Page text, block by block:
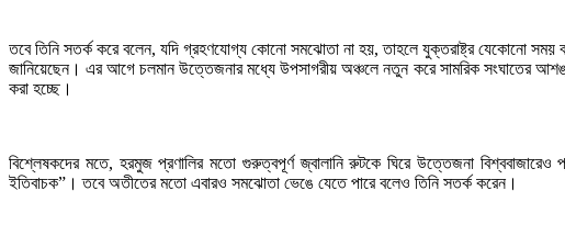
তবে তিনি সতর্ক করে বলেন, যদি গ্রহণযোগ্য কোনো সমঝোতা না হয়, তাহলে যুক্তরাষ্ট্র যেকোনো সময়
জানিয়েছেন। এর আগে চলমান উত্তেজনার মধ্যে উপসাগরীয় অঞ্চলে নতুন করে সামরিক সংঘাতের
করা হচ্ছে।
বিশ্লেষকদের মতে, হরমুজ প্রণালির মতো গুরুত্বপূর্ণ জ্বালানি রুটকে ঘিরে উত্তেজনা
ইতিবাচক”। তবে অতীতের মতো এবারও সমঝোতা ভেঙে যেতে পারে বলেও তিনি সতর্ক করেন।